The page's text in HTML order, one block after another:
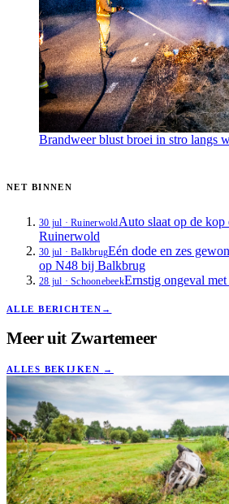
Brandweer blust broei in stro langs
NET BINNEN
30 jul ·RuinerwoldAuto slaat op de
Ruinerwold
30 jul ·BalkbrugEén dode en zes
op N48 bij Balkbrug
28 jul ·SchoonebeekErnstig ongeval
ALLE BERICHTEN →
Meer uit Zwartemeer
ALLES BEKIJKEN →